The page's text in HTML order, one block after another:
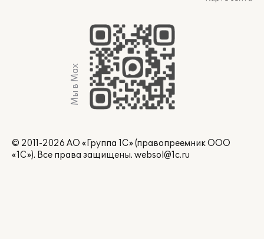
Мы в Max
© 2011-2026 АО «Группа 1С» (правопреемник ООО
«1С»). Все права защищены. websol@1c.ru